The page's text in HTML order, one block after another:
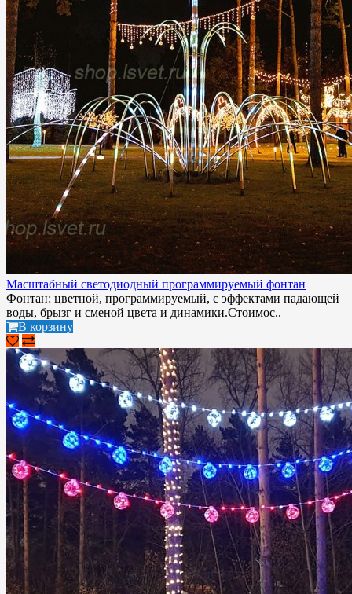
Масштабный светодиодный программируемый фонтан
Фонтан: цветной, программируемый, с эффектами падающей
воды, брызг и сменой цвета и динамики.Стоимос..
В корзину